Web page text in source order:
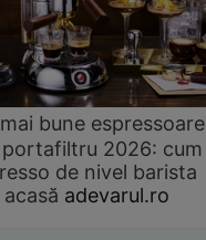
bune espressoare
portafiltru 2026: cum
de nivel barista
adevarul.ro